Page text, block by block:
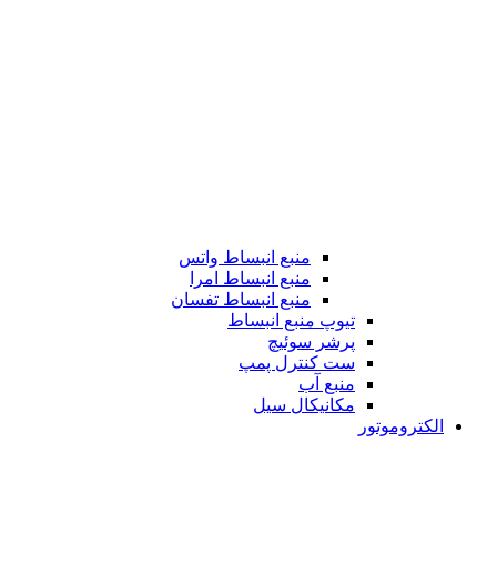
منبع انبساط واتس
منبع انبساط امرا
منبع انبساط تفسان
تیوپ منبع انبساط
پرشر سوئیچ
ست کنترل پمپ
منبع آب
مکانیکال سیل
الکتروموتور